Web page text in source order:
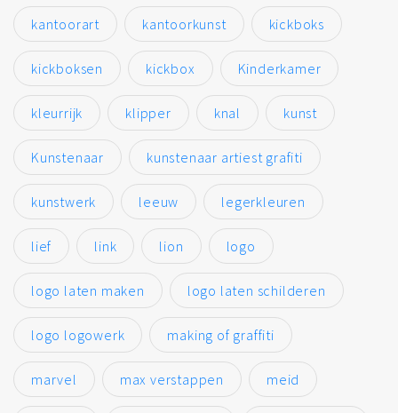
kantoorart kantoorkunst kickboks
kickboksen kickbox Kinderkamer
kleurrijk klipper knal kunst
Kunstenaar kunstenaar artiest grafiti
kunstwerk leeuw legerkleuren
lief link lion logo
logo laten maken logo laten schilderen
logo logowerk making of graffiti
marvel max verstappen meid